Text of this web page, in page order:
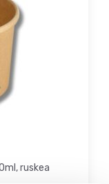
ruskea